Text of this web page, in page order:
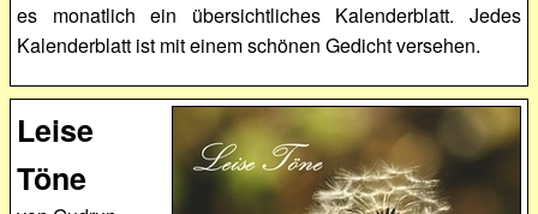
es monatlich ein übersichtliches Kalenderblatt. Jedes
Kalenderblatt ist mit einem schönen Gedicht versehen.
Leise
Töne